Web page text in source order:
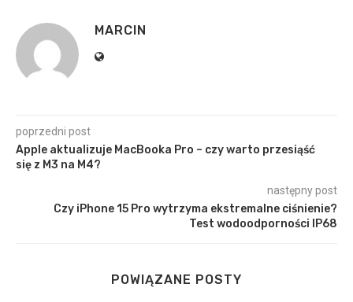
MARCIN
poprzedni post
Apple aktualizuje MacBooka Pro – czy warto przesiąść
się z M3 na M4?
następny post
Czy iPhone 15 Pro wytrzyma ekstremalne ciśnienie?
Test wodoodporności IP68
POWIĄZANE POSTY